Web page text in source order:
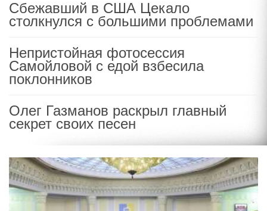
Сбежавший в США Цекало
столкнулся с большими проблемами
Непристойная фотосессия
Самойловой с едой взбесила
поклонников
Олег Газманов раскрыл главный
секрет своих песен